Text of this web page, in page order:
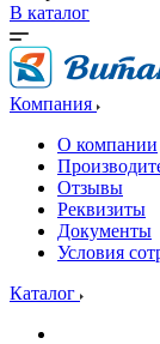
В каталог
Компания
О компании
Отзывы
Реквизиты
Документы
Условия
Каталог